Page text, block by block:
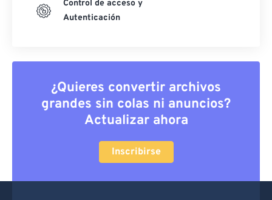
Control de acceso y
Autenticación
¿Quieres convertir archivos
grandes sin colas ni anuncios?
Actualizar ahora
Inscribirse